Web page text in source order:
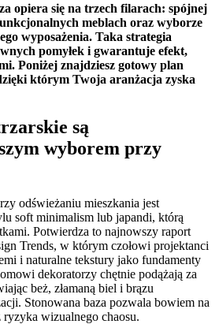
opiera się na trzech filarach: spójnej
meblach oraz wyborze
wyposażenia. Taka strategia
pomyłek i gwarantuje efekt,
Poniżej znajdziesz gotowy plan
którym Twoja aranżacja zyska
są
wyborem przy
odświeżaniu mieszkania jest
soft minimalism lub japandi, którą
Potwierdza to najnowszy raport
Trends, w którym czołowi projektanci
i naturalne tekstury jako fundamenty
dekoratorzy chętnie podążają za
beż, złamaną biel i brązu
Stonowana baza pozwala bowiem na
ryzyka wizualnego chaosu.